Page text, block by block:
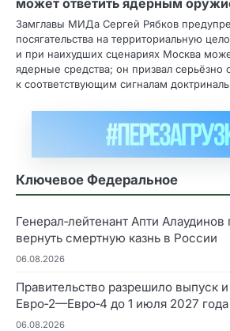
Замглавы МИДа Сергей Рябков
посягательства на территориальную
и при наихудших сценариях Москва
ядерные средства; он призвал серьёзно
к соответствующим сигналам
Ключевое Федеральное
Генерал‑лейтенант Апти
вернуть смертную казнь в России
06.08.2026
Правительство разрешило выпуск
Евро‑2—Евро‑4 до 1 июля 2027 года
06.08.2026